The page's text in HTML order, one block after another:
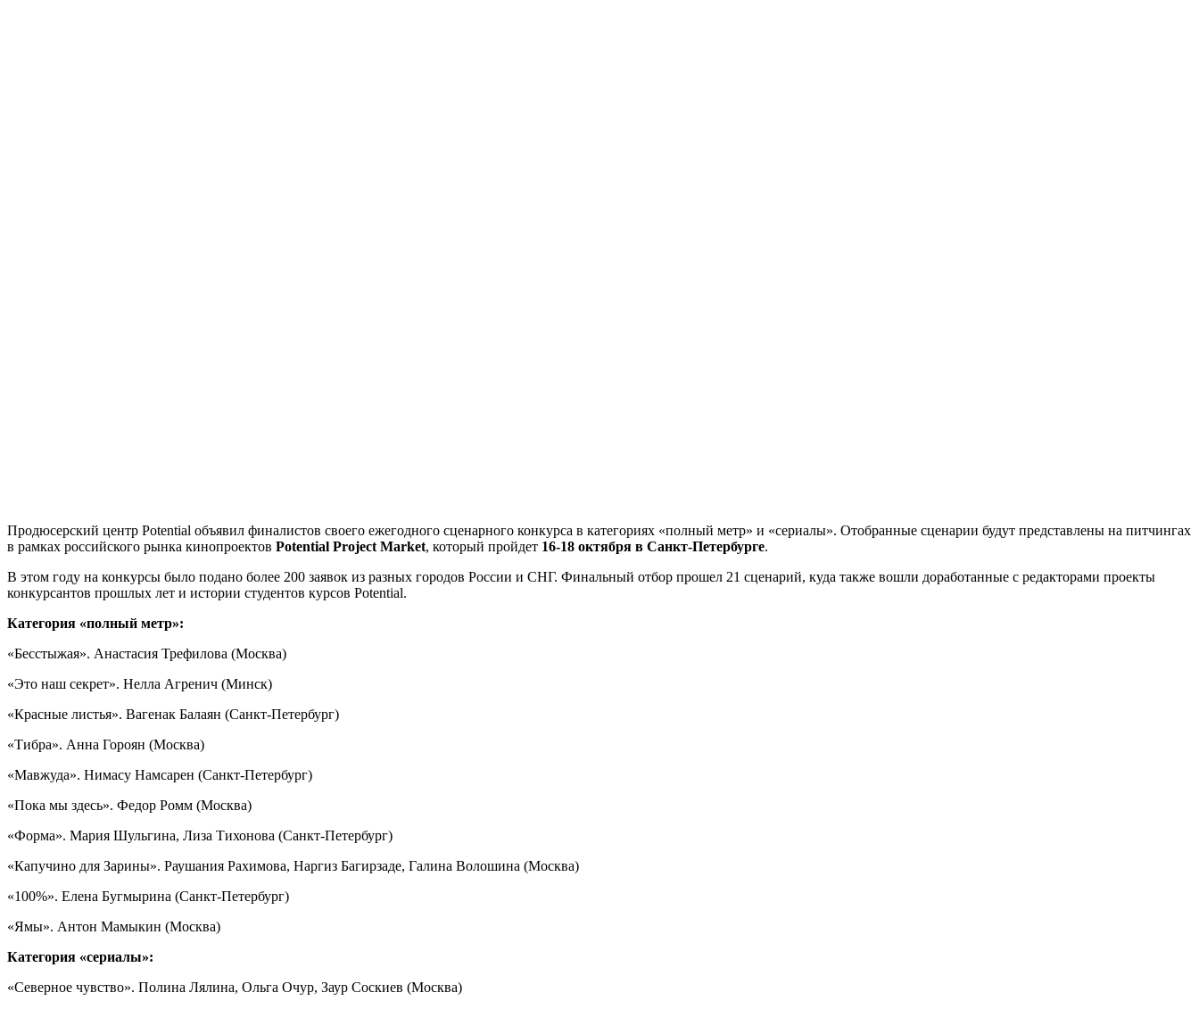
Продюсерский центр Potential объявил финалистов своего ежегодного сценарного конкурса в категориях «полный метр» и «сериалы». Отобранные сценарии будут представлены на питчингах
в рамках российского рынка кинопроектов Potential Project Market, который пройдет 16-18 октября в Санкт-Петербурге.
В этом году на конкурсы было подано более 200 заявок из разных городов России и СНГ. Финальный отбор прошел 21 сценарий, куда также вошли доработанные с редакторами проекты
конкурсантов прошлых лет и истории студентов курсов Potential.
Категория «полный метр»:
«Бесстыжая». Анастасия Трефилова (Москва)
«Это наш секрет». Нелла Агренич (Минск)
«Красные листья». Вагенак Балаян (Санкт-Петербург)
«Тибра». Анна Гороян (Москва)
«Мавжуда». Нимасу Намсарен (Санкт-Петербург)
«Пока мы здесь». Федор Ромм (Москва)
«Форма». Мария Шульгина, Лиза Тихонова (Санкт-Петербург)
«Капучино для Зарины». Раушания Рахимова, Наргиз Багирзаде, Галина Волошина (Москва)
«100%». Елена Бугмырина (Санкт-Петербург)
«Ямы». Антон Мамыкин (Москва)
Категория «сериалы»:
«Северное чувство». Полина Лялина, Ольга Очур, Заур Соскиев (Москва)